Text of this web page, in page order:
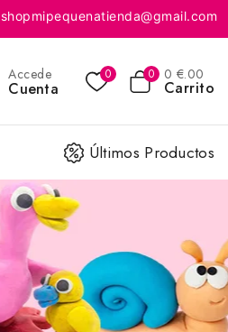
shopmipequenatienda@gmail.com
Accede
Cuenta
0 0 0 €.00
Carrito
Últimos Productos